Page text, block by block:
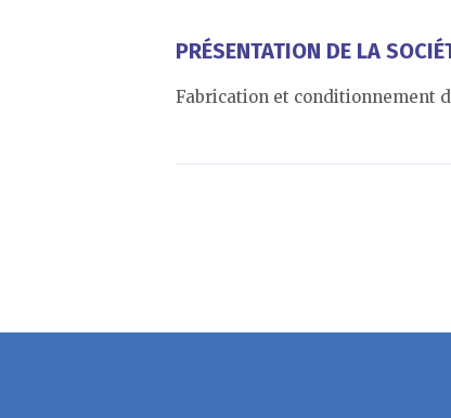
PRÉSENTATION DE LA
Fabrication et conditionnement